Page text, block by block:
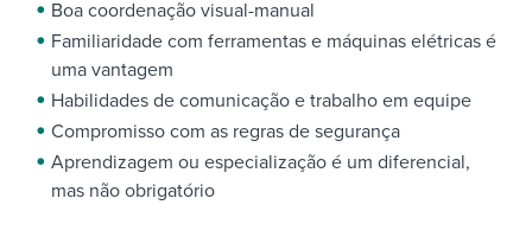
Boa coordenação visual-manual
Familiaridade com ferramentas e máquinas elétricas é
uma vantagem
Habilidades de comunicação e trabalho em equipe
Compromisso com as regras de segurança
Aprendizagem ou especialização é um diferencial,
mas não obrigatório